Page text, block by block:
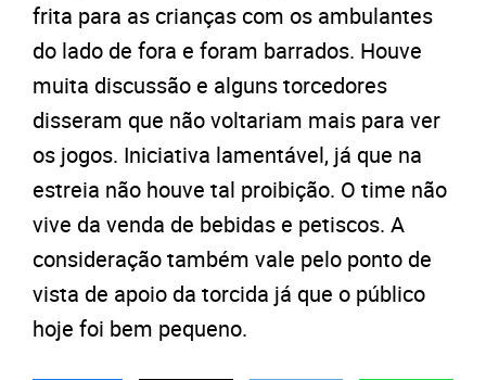
frita para as crianças com os ambulantes
do lado de fora e foram barrados. Houve
muita discussão e alguns torcedores
disseram que não voltariam mais para ver
os jogos. Iniciativa lamentável, já que na
estreia não houve tal proibição. O time não
vive da venda de bebidas e petiscos. A
consideração também vale pelo ponto de
vista de apoio da torcida já que o público
hoje foi bem pequeno.